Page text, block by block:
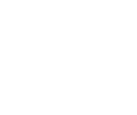
双倍流量/100M带宽
限流量/达拉斯
量/100Mbps端口/DDOS/
洛杉矶/圣何塞